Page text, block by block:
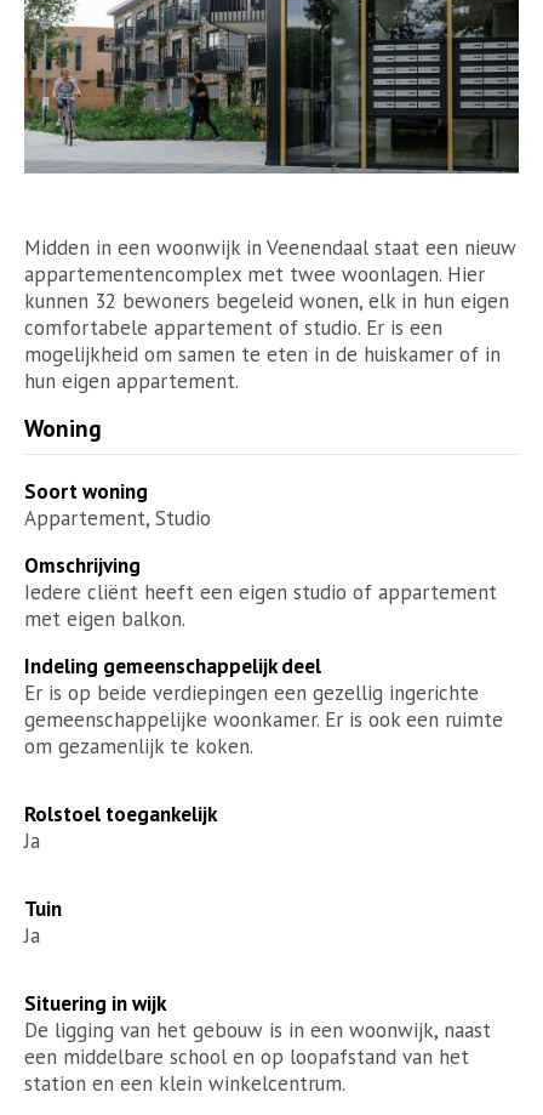
Midden in een woonwijk in Veenendaal staat een nieuw
appartementencomplex met twee woonlagen. Hier
kunnen 32 bewoners begeleid wonen, elk in hun eigen
comfortabele appartement of studio. Er is een
mogelijkheid om samen te eten in de huiskamer of in
hun eigen appartement.
Woning
Soort woning
Appartement, Studio
Omschrijving
Iedere cliënt heeft een eigen studio of appartement
met eigen balkon.
Indeling gemeenschappelijk deel
Er is op beide verdiepingen een gezellig ingerichte
gemeenschappelijke woonkamer. Er is ook een ruimte
om gezamenlijk te koken.
Rolstoel toegankelijk
Ja
Tuin
Ja
Situering in wijk
De ligging van het gebouw is in een woonwijk, naast
een middelbare school en op loopafstand van het
station en een klein winkelcentrum.